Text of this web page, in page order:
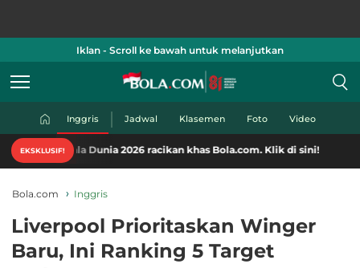
Iklan - Scroll ke bawah untuk melanjutkan
Inggris Jadwal Klasemen Foto Video
EKSKLUSIF!
Dunia 2026 racikan khas Bola.com. Klik di sini!
Bola.com Inggris
Liverpool Prioritaskan Winger
Baru, Ini Ranking 5 Target